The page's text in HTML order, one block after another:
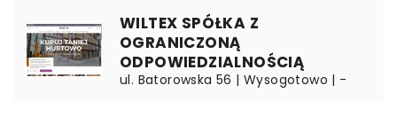
WILTEX SPÓŁKA Z
OGRANICZONĄ
ODPOWIEDZIALNOŚCIĄ
ul. Batorowska 56 | Wysogotowo | -